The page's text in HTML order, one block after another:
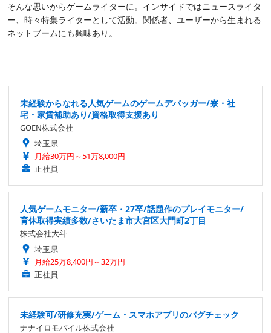
そんな思いからゲームライターに。インサイドではニュースライタ
ー、時々特集ライターとして活動。関係者、ユーザーから生まれる
ネットブームにも興味あり。
未経験からなれる人気ゲームのゲームデバッガー/寮・社
宅・家賃補助あり/資格取得支援あり
GOEN株式会社
埼玉県
月給30万円～51万8,000円
正社員
人気ゲームモニター/新卒・27卒/話題作のプレイモニター/
育休取得実績多数/さいたま市大宮区大門町2丁目
株式会社大斗
埼玉県
月給25万8,400円～32万円
正社員
未経験可/研修充実/ゲーム・スマホアプリのバグチェック
ナナイロモバイル株式会社